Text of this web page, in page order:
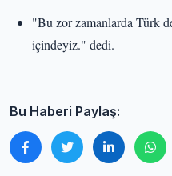
"Bu zor zamanlarda Türk
içindeyiz." dedi.
Bu Haberi Paylaş: